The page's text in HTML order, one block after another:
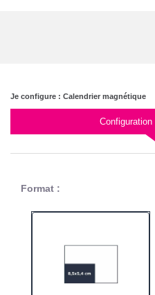
Je configure : Calendrier magnétique
Format :